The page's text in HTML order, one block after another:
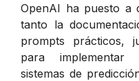
OpenAI ha puesto a
tanto la
prompts prácticos,
para implementar
sistemas de